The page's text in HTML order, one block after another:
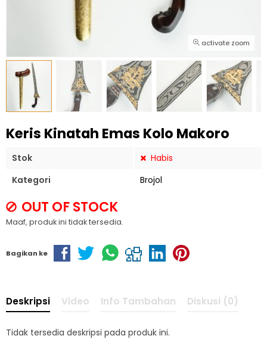
activate zoom
Keris Kinatah Emas Kolo Makoro
Stok
Habis
Kategori
Brojol
OUT OF STOCK
Maaf, produk ini tidak tersedia.
Bagikan ke
Deskripsi Video Info Tambahan Diskusi (0)
Tidak tersedia deskripsi pada produk ini.